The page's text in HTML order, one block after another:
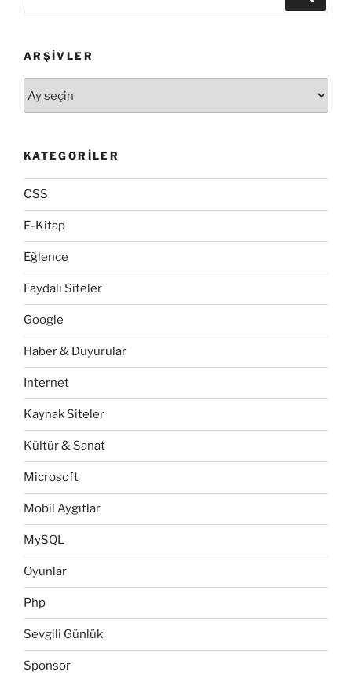
ARŞIVLER
KATEGORILER
CSS
E-Kitap
Eğlence
Faydalı Siteler
Google
Haber & Duyurular
Internet
Kaynak Siteler
Kültür & Sanat
Microsoft
Mobil Aygıtlar
MySQL
Oyunlar
Php
Sevgili Günlük
Sponsor